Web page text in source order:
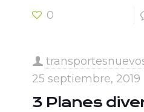
0
25 septiembre, 2019
3 Planes